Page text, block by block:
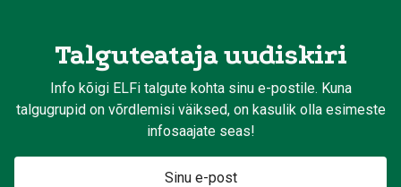
Talguteataja uudiskiri
Info kõigi ELFi talgute kohta sinu e-postile. Kuna
talgugrupid on võrdlemisi väiksed, on kasulik olla esimeste
infosaajate seas!